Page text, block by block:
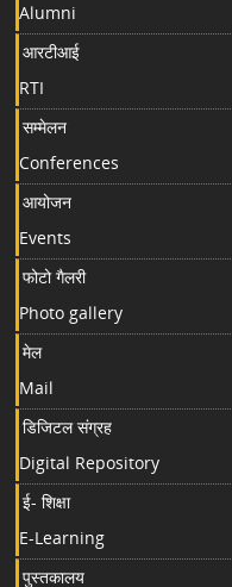
Alumni
आरटीआई
RTI
सम्मेलन
Conferences
आयोजन
Events
फोटो गैलरी
Photo gallery
मेल
Mail
डिजिटल संग्रह
Digital Repository
ई- शिक्षा
E-Learning
पुस्तकालय